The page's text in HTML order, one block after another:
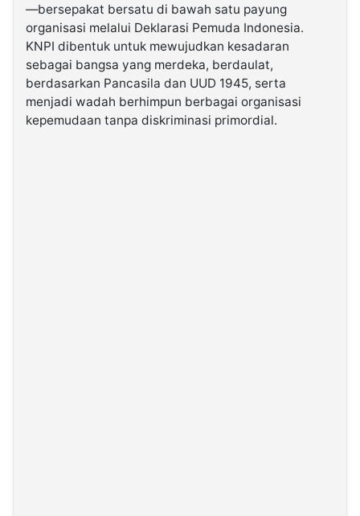
Kabarbaru
Media
Holding
—bersepakat bersatu di bawah satu payung
organisasi melalui Deklarasi Pemuda Indonesia.
KNPI dibentuk untuk mewujudkan kesadaran
sebagai bangsa yang merdeka, berdaulat,
berdasarkan Pancasila dan UUD 1945, serta
menjadi wadah berhimpun berbagai organisasi
kepemudaan tanpa diskriminasi primordial.